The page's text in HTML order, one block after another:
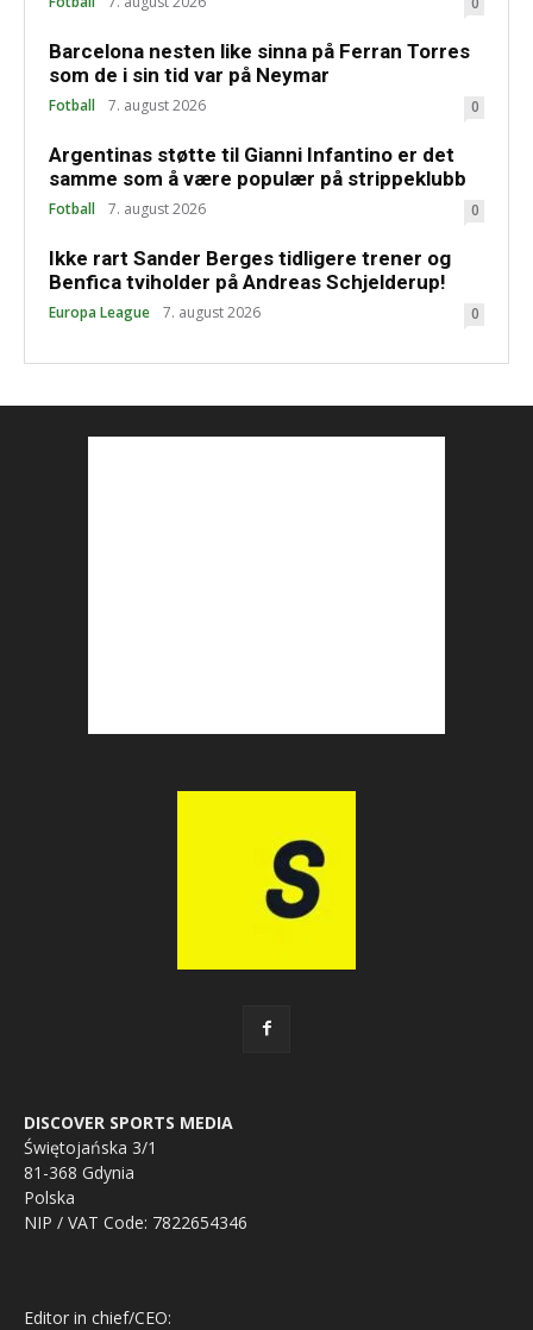
Barcelona nesten like sinna på Ferran Torres
som de i sin tid var på Neymar
Fotball 7. august 2026 0
Argentinas støtte til Gianni Infantino er det
samme som å være populær på strippeklubb
Fotball 7. august 2026 0
Ikke rart Sander Berges tidligere trener og
Benfica tviholder på Andreas Schjelderup!
Europa League 7. august 2026 0
DISCOVER SPORTS MEDIA
Świętojańska 3/1
81-368 Gdynia
Polska
NIP / VAT Code: 7822654346
Editor in chief/CEO: